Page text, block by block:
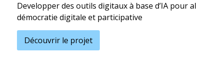
Developper des outils digitaux à base d’IA pour al
démocratie digitale et participative
Découvrir le projet